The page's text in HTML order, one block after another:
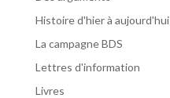
Histoire d'hier à aujourd'hui
La campagne BDS
Lettres d'information
Livres